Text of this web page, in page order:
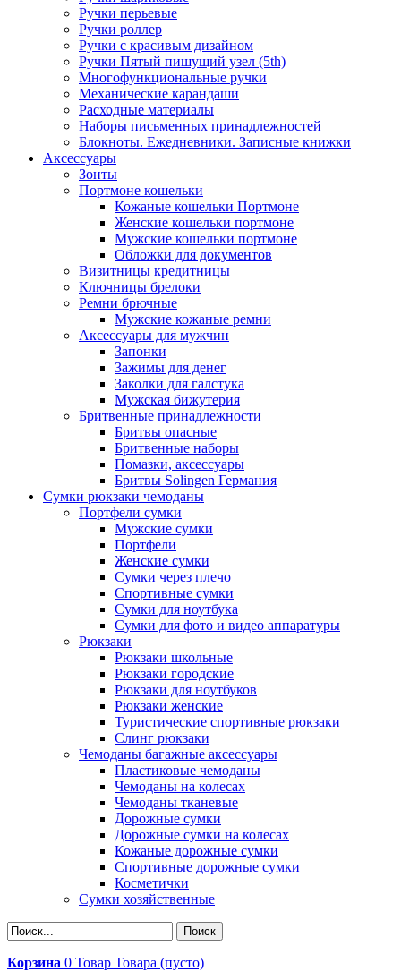
Ручки перьевые
Ручки роллер
Ручки с красивым дизайном
Ручки Пятый пишущий узел (5th)
Многофункциональные ручки
Механические карандаши
Расходные материалы
Наборы письменных принадлежностей
Блокноты. Ежедневники. Записные книжки
Аксессуары
Зонты
Портмоне кошельки
Кожаные кошельки Портмоне
Женские кошельки портмоне
Мужские кошельки портмоне
Обложки для документов
Визитницы кредитницы
Ключницы брелоки
Ремни брючные
Мужские кожаные ремни
Аксессуары для мужчин
Запонки
Зажимы для денег
Заколки для галстука
Мужская бижутерия
Бритвенные принадлежности
Бритвы опасные
Бритвенные наборы
Помазки, аксессуары
Бритвы Solingen Германия
Сумки рюкзаки чемоданы
Портфели сумки
Мужские сумки
Портфели
Женские сумки
Сумки через плечо
Спортивные сумки
Сумки для ноутбука
Сумки для фото и видео аппаратуры
Рюкзаки
Рюкзаки школьные
Рюкзаки городские
Рюкзаки для ноутбуков
Рюкзаки женские
Туристические спортивные рюкзаки
Слинг рюкзаки
Чемоданы багажные аксессуары
Пластиковые чемоданы
Чемоданы на колесах
Чемоданы тканевые
Дорожные сумки
Дорожные сумки на колесах
Кожаные дорожные сумки
Спортивные дорожные сумки
Косметички
Сумки хозяйственные
Корзина 0 Товар Товара (пусто)